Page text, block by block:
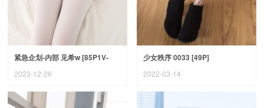
紧急企划-内部 见希w [85P1V-
2.64G]
2023-12-26
少女秩序 0033 [49P]
2022-03-14